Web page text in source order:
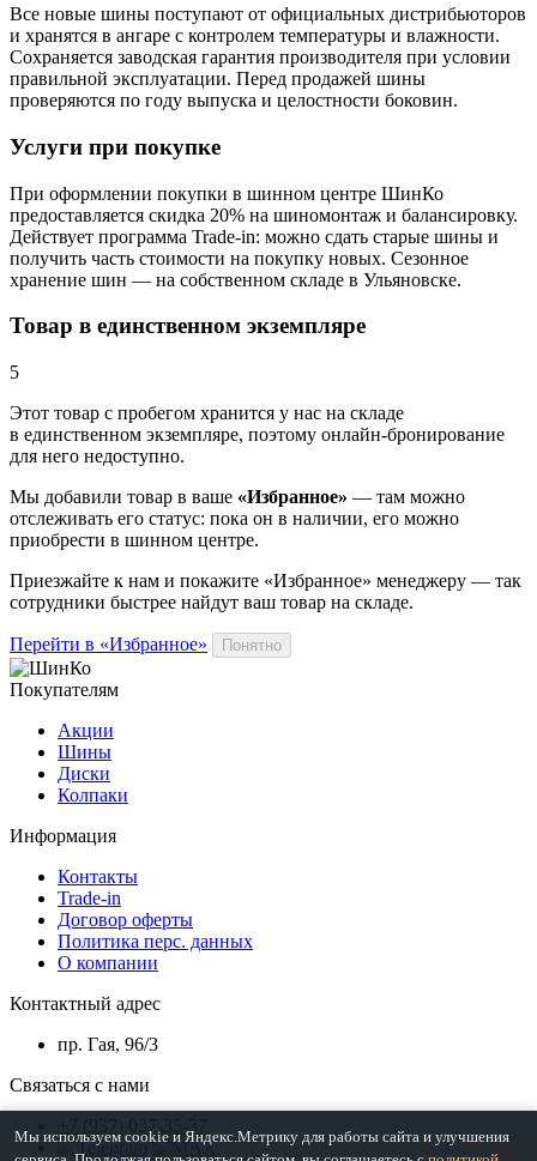
Все новые шины поступают от официальных дистрибьюторов
и хранятся в ангаре с контролем температуры и влажности.
Сохраняется заводская гарантия производителя при условии
правильной эксплуатации. Перед продажей шины
проверяются по году выпуска и целостности боковин.
Услуги при покупке
При оформлении покупки в шинном центре ШинКо
предоставляется скидка 20% на шиномонтаж и балансировку.
Действует программа Trade-in: можно сдать старые шины и
получить часть стоимости на покупку новых. Сезонное
хранение шин — на собственном складе в Ульяновске.
Товар в единственном экземпляре
5
Этот товар с пробегом хранится у нас на складе
в единственном экземпляре, поэтому онлайн-бронирование
для него недоступно.
Мы добавили товар в ваше «Избранное» — там можно
отслеживать его статус: пока он в наличии, его можно
приобрести в шинном центре.
Приезжайте к нам и покажите «Избранное» менеджеру — так
сотрудники быстрее найдут ваш товар на складе.
Перейти в «Избранное» Понятно
Покупателям
Акции
Шины
Диски
Колпаки
Информация
Контакты
Trade-in
Договор оферты
Политика перс. данных
О компании
Контактный адрес
пр. Гая, 96/3
Связаться с нами
Мы используем cookie и Яндекс.Метрику для работы сайта и улучшения